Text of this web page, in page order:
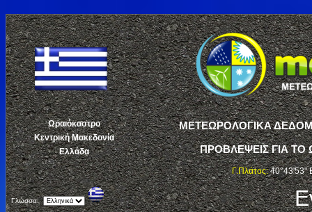
Ωραιόκαστρο
Κεντρική Μακεδονία
Ελλάδα
ΜΕΤΕΩΡΟΛΟΓΙΚΑ
ΠΡΟΒΛΕΨΕΙΣ ΓΙΑ ΤΟ
Γ.Πλάτος:40°43'53"
Γλώσσα: